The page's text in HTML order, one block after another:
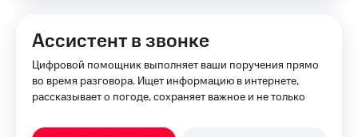
Ассистент в звонке
Цифровой помощник выполняет ваши поручения прямо
во время разговора. Ищет информацию в интернете,
рассказывает о погоде, сохраняет важное и не только